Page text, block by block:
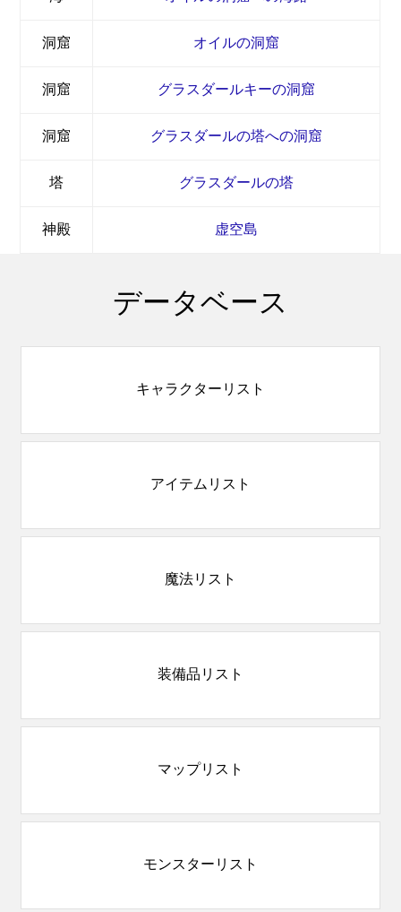
洞窟 オイルの洞窟
洞窟 グラスダールキーの洞窟
洞窟 グラスダールの塔への洞窟
塔 グラスダールの塔
神殿 虚空島
データベース
キャラクターリスト
アイテムリスト
魔法リスト
装備品リスト
マップリスト
モンスターリスト